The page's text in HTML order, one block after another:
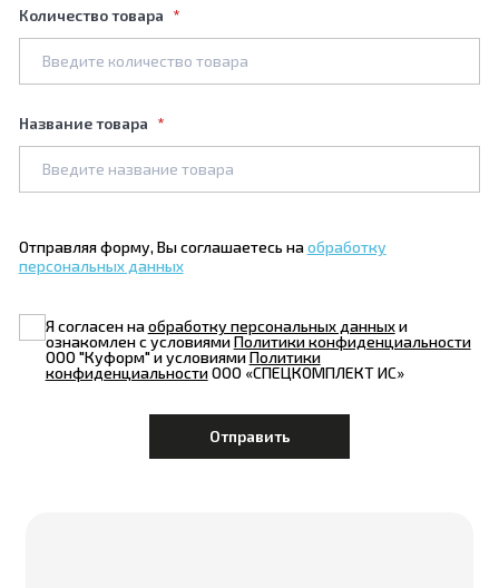
Количество товара
Название товара
Отправляя форму, Вы соглашаетесь наобработку
персональных данных
Я согласен наобработку персональных данныхи
ознакомлен с условиямиПолитики конфиденциальности
ООО "Куформ" и условиямиПолитики
конфиденциальностиООО «СПЕЦКОМПЛЕКТ ИС»